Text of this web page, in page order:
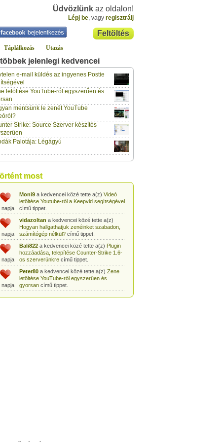
Üdvözlünk az oldalon!
Lépj be, vagy regisztrálj
Feltöltés
Táplálkozás Utazás
jelenlegi kedvencei
e-mail küldés az ingyenes Postie
letöltése YouTube-ról egyszerűen és
mentsünk le zenét YouTube
Strike: Source Szerver készítés
Palotája: Légágyú
most
napja
gabor733a kedvencei közé tette a(z)
Leopárdgekkó-etetés egyszerű csipesszel
című tippet.
napja
gabor733
a kedvencei közé tette a(z)
című tippet.
napja
Hogyan készítsünk fűszeres-paradicsomos
pennét?
napja
gabor733a kedvencei közé tette a(z)
hónapos kortólcímű tippet.
napja
Babakonyha - Alma-banán püré készítése
egyszerűencímű tippet.
napja
Moni9a kedvencei közé tette a(z) Videó
letöltése Youtube-ról a Keepvid segítségével
című tippet.
napja
vidazoltan a kedvencei közé tette a(z)
Hogyan hallgathatjuk zenéinket szabadon,
számítógép nélkül?című tippet.
napja
Bali822a kedvencei közé tette a(z) Plugin
hozzáadása, telepítése Counter-Strike 1.6-
os szerverünkrecímű tippet.
napja
Peter80a kedvencei közé tette a(z) Zene
letöltése YouTube-ról egyszerűen és
gyorsancímű tippet.
Heni77a kedvencei közé tette a(z)Counter